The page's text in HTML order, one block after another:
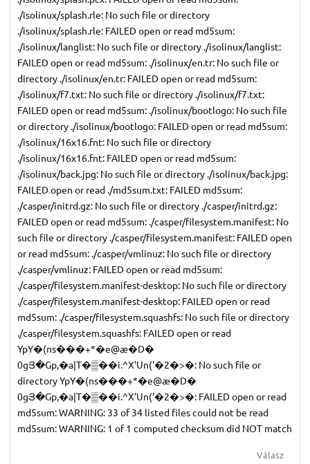
./isolinux/splash.rle: No such file or directory
./isolinux/splash.rle: FAILED open or read md5sum:
./isolinux/langlist: No such file or directory ./isolinux/langlist:
FAILED open or read md5sum: ./isolinux/en.tr: No such file or
directory ./isolinux/en.tr: FAILED open or read md5sum:
./isolinux/f7.txt: No such file or directory ./isolinux/f7.txt:
FAILED open or read md5sum: ./isolinux/bootlogo: No such file
or directory ./isolinux/bootlogo: FAILED open or read md5sum:
./isolinux/16x16.fnt: No such file or directory
./isolinux/16x16.fnt: FAILED open or read md5sum:
./isolinux/back.jpg: No such file or directory ./isolinux/back.jpg:
FAILED open or read ./md5sum.txt: FAILED md5sum:
./casper/initrd.gz: No such file or directory ./casper/initrd.gz:
FAILED open or read md5sum: ./casper/filesystem.manifest: No
such file or directory ./casper/filesystem.manifest: FAILED open
or read md5sum: ./casper/vmlinuz: No such file or directory
./casper/vmlinuz: FAILED open or read md5sum:
./casper/filesystem.manifest-desktop: No such file or directory
./casper/filesystem.manifest-desktop: FAILED open or read
md5sum: ./casper/filesystem.squashfs: No such file or directory
./casper/filesystem.squashfs: FAILED open or read
YpY�(ns���+*�e@æ�D�
0gՅ�Gp,�a|T�▒��i.^X'Un('�2�>�: No such file or
directory YpY�(ns���+*�e@æ�D�
0gՅ�Gp,�a|T�▒��i.^X'Un('�2�>�: FAILED open or read
md5sum: WARNING: 33 of 34 listed files could not be read
md5sum: WARNING: 1 of 1 computed checksum did NOT match
Válasz